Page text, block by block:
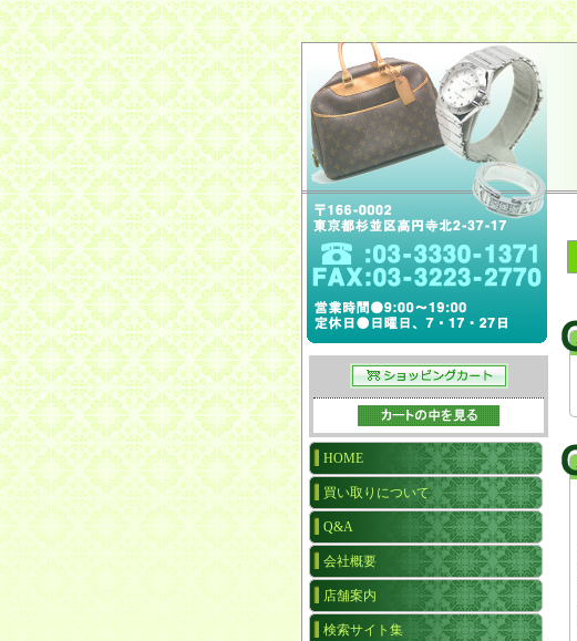
HOME
買い取りについて
Q&A
会社概要
店舗案内
検索サイト集